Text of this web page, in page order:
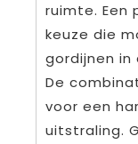
ruimte. Een
keuze die
gordijnen in
De
voor een
uitstraling.